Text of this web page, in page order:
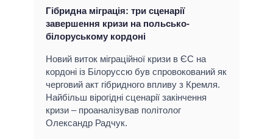
Гібридна міграція: три сценарії
завершення кризи на польсько-
білоруському кордоні
Новий виток міграційної кризи в ЄС на
кордоні із Білоруссю був спровокований як
черговий акт гібридного впливу з Кремля.
Найбільш вірогідні сценарії закінчення
кризи – проаналізував політолог
Олександр Радчук.